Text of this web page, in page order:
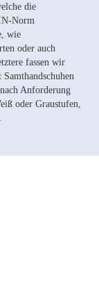
die
Norm
wie
oder auch
fassen wir
Anforderung
oder Graustufen,